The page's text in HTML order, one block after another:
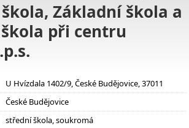
Základní škola a
při centru
U Hvízdala 1402/9, České Budějovice, 37011
České Budějovice
střední škola, soukromá